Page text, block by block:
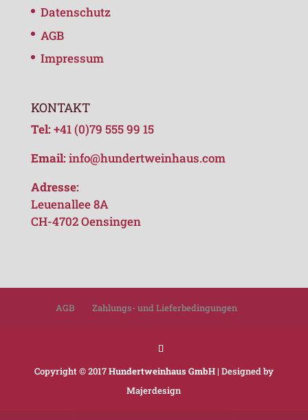
Datenschutz
AGB
Impressum
KONTAKT
Tel:+41 (0)79 555 99 15
Email:info@hundertweinhaus.com
Adresse:
Leuenallee 8A
CH-4702 Oensingen
AGB Zahlungs- und Lieferbedingungen
Copyright © 2017Hundertweinhaus GmbH| Designed by
Majerdesign